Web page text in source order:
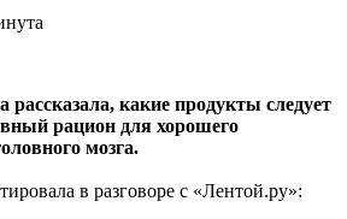
какие продукты следует
рацион для хорошего
мозга.
в разговоре с «Лентой.ру»: